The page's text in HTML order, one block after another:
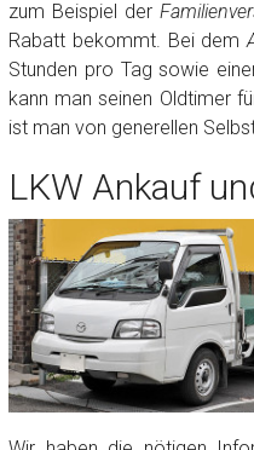
Fertig
Wie viel ist 10+2 ? *
zum Beispiel der
Rabatt bekommt. Bei dem
Stunden pro Tag sowie
kann man seinen Oldtimer
ist man von generellen
LKW Ankauf